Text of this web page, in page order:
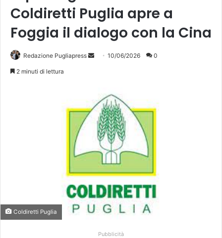
Coldiretti Puglia apre a
Foggia il dialogo con la Cina
Redazione Pugliapress
Invia 10/06/2026 0
2 minuti di lettura
Coldiretti Puglia
Pubblicità